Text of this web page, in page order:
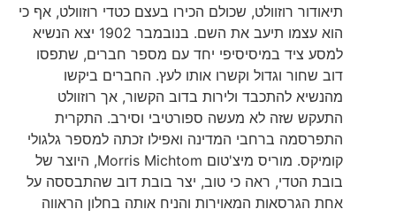
תיאודור רוזוולט, שכולם הכירו בעצם כטדי רוזוולט, אף כי
הוא עצמו תיעב את השם. בנובמבר 1902 יצא הנשיא
למסע ציד במיסיסיפי יחד עם מספר חברים, שתפסו
דוב שחור וגדול וקשרו אותו לעץ. החברים ביקשו
מהנשיא להתכבד ולירות בדוב הקשור, אך רוזוולט
התעקש שזה לא מעשה ספורטיבי וסירב. התקרית
התפרסמה ברחבי המדינה ואפילו זכתה למספר גלגולי
קומיקס. מוריס מיצ'טום Morris Michtom, היוצר של
בובת הטדי, ראה כי טוב, יצר בובת דוב שהתבססה על
אחת הגרסאות המאוירות והניח אותה בחלון הראווה